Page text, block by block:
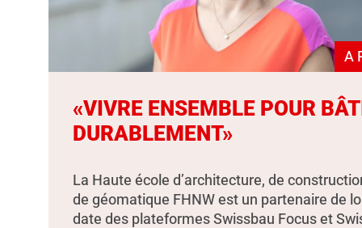
A
«VIVRE ENSEMBLE POUR
DURABLEMENT»
La Haute école d’architecture, de
de géomatique FHNW est un partenaire de
date des plateformes Swissbau Focus et